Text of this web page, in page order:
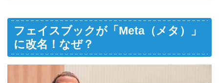
フェイスブックが「Meta（メタ）」
に改名！なぜ？